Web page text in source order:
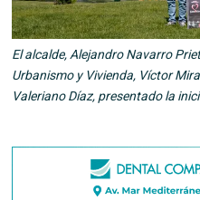
El alcalde, Alejandro Navarro
Urbanismo y Vivienda, Víctor
Valeriano Díaz, presentado la